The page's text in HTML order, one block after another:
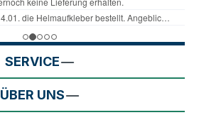
SERVICE
ÜBER UNS